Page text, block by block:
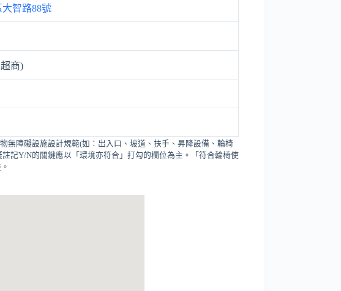
智路88號
商)
無障礙設施設計規範(如：出入口、坡道、扶手、昇降設備、輪椅
記Y/N的關鍵應以「環境亦符合」打勾的欄位為主。「符合輪椅使